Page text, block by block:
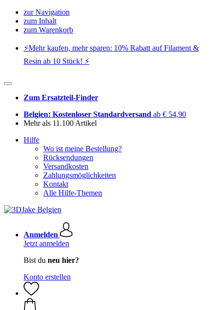
zur Navigation
zum Inhalt
zum Warenkorb
⚡️Mehr kaufen, mehr sparen: 10% Rabatt auf Filament &
Resin ab 10 Stück! ⚡️
Zum Ersatzteil-Finder
Belgien: Kostenloser Standardversand ab € 54,90
Mehr als 11.100 Artikel
Hilfe
Wo ist meine Bestellung?
Rücksendungen
Versandkosten
Zahlungsmöglichkeiten
Kontakt
Alle Hilfe-Themen
Anmelden
Jetzt anmelden
Bist du neu hier?
Konto erstellen